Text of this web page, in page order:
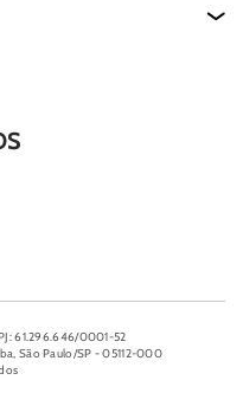
61.296.646/0001-52
São Paulo/SP - 05112-000